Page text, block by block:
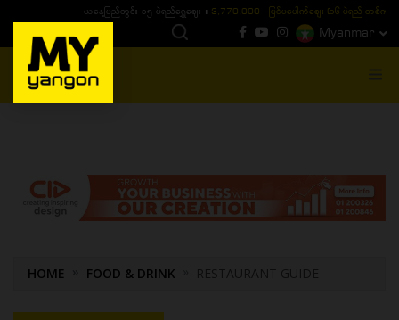
ယနေ့ပြည်တွင်း ၁၅ ပဲရည်ရွှေဈေး : 3,770,000 - ပြင်ပပေါက်စျေး (၁၆ ပဲရည် တစ်ကျပ်
Myanmar
MENU
HOME FOOD & DRINK RESTAURANT GUIDE